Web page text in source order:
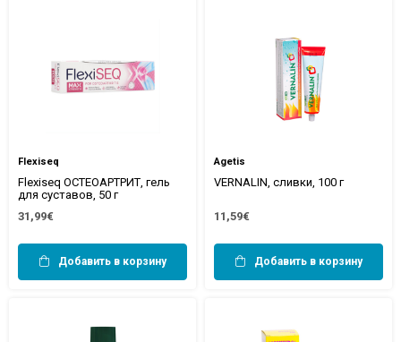
Flexiseq
Flexiseq ОСТЕОАРТРИТ, гель
для суставов, 50 г
31,99€
Добавить в корзину
Agetis
VERNALIN, сливки, 100 г
11,59€
Добавить в корзину